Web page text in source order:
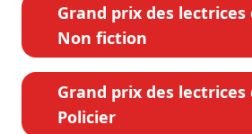
Grand prix des lectrices
Non fiction
Grand prix des lectrices
Policier